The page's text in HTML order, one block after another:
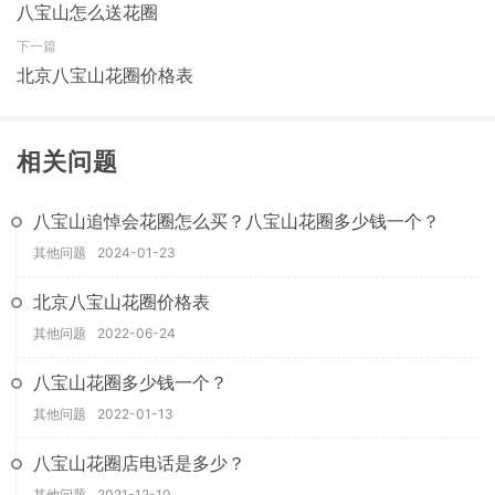
八宝山怎么送花圈
下一篇
北京八宝山花圈价格表
相关问题
八宝山追悼会花圈怎么买？八宝山花圈多少钱一个？
其他问题 2024-01-23
北京八宝山花圈价格表
其他问题 2022-06-24
八宝山花圈多少钱一个？
其他问题 2022-01-13
八宝山花圈店电话是多少？